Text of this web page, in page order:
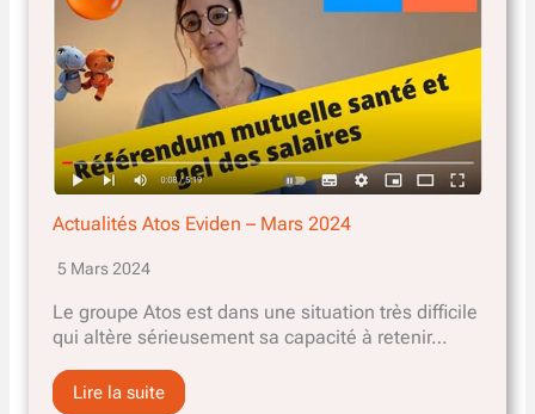
Actualités Atos Eviden – Mars 2024
5 Mars 2024
Le groupe Atos est dans une situation très difficile
qui altère sérieusement sa capacité à retenir…
Lire la suite